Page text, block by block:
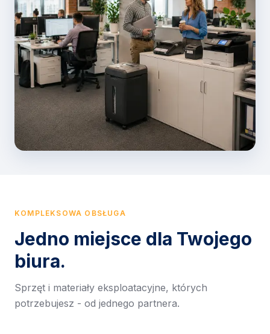
KOMPLEKSOWA OBSŁUGA
Jedno miejsce dla Twojego
biura.
Sprzęt i materiały eksploatacyjne, których
potrzebujesz - od jednego partnera.